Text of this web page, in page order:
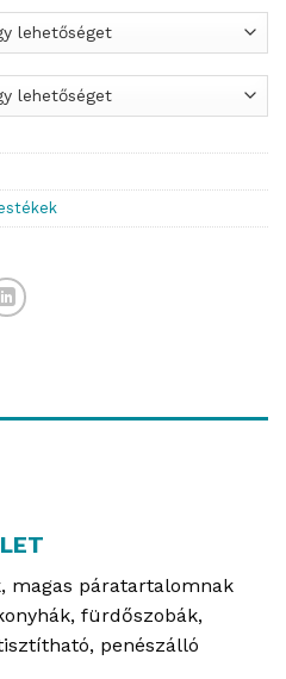
magas páratartalomnak
fürdőszobák,
penészálló